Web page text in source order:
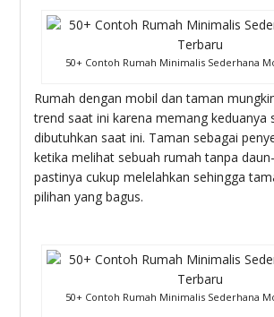
50+ Contoh Rumah Minimalis Sederhana
Rumah dengan mobil dan taman
trend saat ini karena memang keduanya
dibutuhkan saat ini. Taman sebagai
ketika melihat sebuah rumah tanpa
pastinya cukup melelahkan sehingga
pilihan yang bagus.
50+ Contoh Rumah Minimalis Sederhana